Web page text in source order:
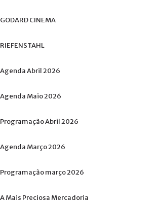
GODARDCINEMA
RIEFENSTAHL
AgendaAbril2026
Agenda Maio2026
ProgramaçãoAbril2026
Agenda Março2026
Programaçãomarço2026
AMais Preciosa Mercadoria